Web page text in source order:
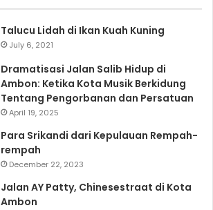
Talucu Lidah di Ikan Kuah Kuning
July 6, 2021
Dramatisasi Jalan Salib Hidup di
Ambon: Ketika Kota Musik Berkidung
Tentang Pengorbanan dan Persatuan
April 19, 2025
Para Srikandi dari Kepulauan Rempah-
rempah
December 22, 2023
Jalan AY Patty, Chinesestraat di Kota
Ambon